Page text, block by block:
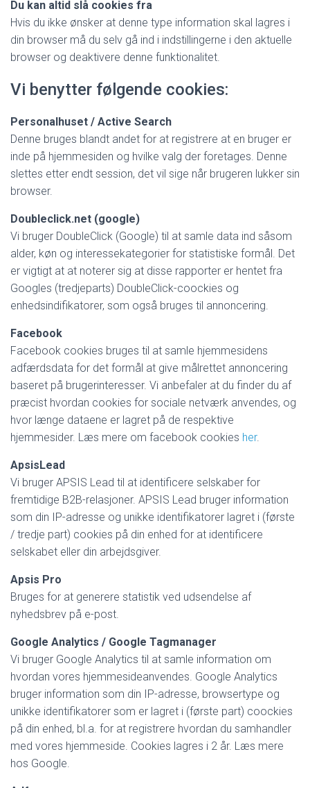
Du kan altid slå cookies fra
Hvis du ikke ønsker at denne type information skal lagres i
din browser må du selv gå ind i indstillingerne i den aktuelle
browser og deaktivere denne funktionalitet.
Vi benytter følgende cookies:
Personalhuset / Active Search
Denne bruges blandt andet for at registrere at en bruger er
inde på hjemmesiden og hvilke valg der foretages. Denne
slettes etter endt session, det vil sige når brugeren lukker sin
browser.
Doubleclick.net (google)
Vi bruger DoubleClick (Google) til at samle data ind såsom
alder, køn og interessekategorier for statistiske formål. Det
er vigtigt at at noterer sig at disse rapporter er hentet fra
Googles (tredjeparts) DoubleClick-coockies og
enhedsindifikatorer, som også bruges til annoncering.
Facebook
Facebook cookies bruges til at samle hjemmesidens
adfærdsdata for det formål at give målrettet annoncering
baseret på brugerinteresser. Vi anbefaler at du finder du af
præcist hvordan cookies for sociale netværk anvendes, og
hvor længe dataene er lagret på de respektive
hjemmesider. Læs mere om facebook cookies her.
ApsisLead
Vi bruger APSIS Lead til at identificere selskaber for
fremtidige B2B-relasjoner. APSIS Lead bruger information
som din IP-adresse og unikke identifikatorer lagret i (første
/ tredje part) cookies på din enhed for at identificere
selskabet eller din arbejdsgiver.
Apsis Pro
Bruges for at generere statistik ved udsendelse af
nyhedsbrev på e-post.
Google Analytics / Google Tagmanager
Vi bruger Google Analytics til at samle information om
hvordan vores hjemmesideanvendes. Google Analytics
bruger information som din IP-adresse, browsertype og
unikke identifikatorer som er lagret i (første part) coockies
på din enhed, bl.a. for at registrere hvordan du samhandler
med vores hjemmeside. Cookies lagres i 2 år. Læs mere
hos Google.